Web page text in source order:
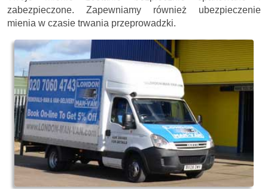
zabezpieczone. Zapewniamy również ubezpieczenie
mienia w czasie trwania przeprowadzki.